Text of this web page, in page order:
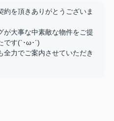
約を頂きありがとうございま
が大事な中素敵な物件をご提
です(`･ω･´)
全力でご案内させていただき